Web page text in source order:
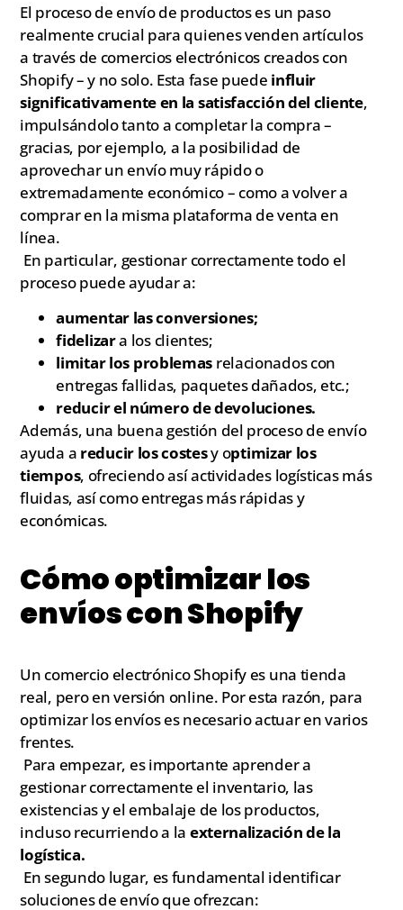
El proceso de envío de productos es un paso
realmente crucial para quienes venden artículos
a través de comercios electrónicos creados con
Shopify – y no solo. Esta fase puede influir
significativamente en la satisfacción del cliente,
impulsándolo tanto a completar la compra –
gracias, por ejemplo, a la posibilidad de
aprovechar un envío muy rápido o
extremadamente económico – como a volver a
comprar en la misma plataforma de venta en
línea.
En particular, gestionar correctamente todo el
proceso puede ayudar a:
aumentar las conversiones;
fidelizara los clientes;
limitar los problemas relacionados con
entregas fallidas, paquetes dañados, etc.;
reducir el número de devoluciones.
Además, una buena gestión del proceso de envío
ayuda a reducir los costesy optimizar los
tiempos, ofreciendo así actividades logísticas más
fluidas, así como entregas más rápidas y
económicas.
Cómo optimizar los
envíos con Shopify
Un comercio electrónico Shopify es una tienda
real, pero en versión online. Por esta razón, para
optimizar los envíos es necesario actuar en varios
frentes.
Para empezar, es importante aprender a
gestionar correctamente el inventario, las
existencias y el embalaje de los productos,
incluso recurriendo a la externalización de la
logística.
En segundo lugar, es fundamental identificar
soluciones de envío que ofrezcan: